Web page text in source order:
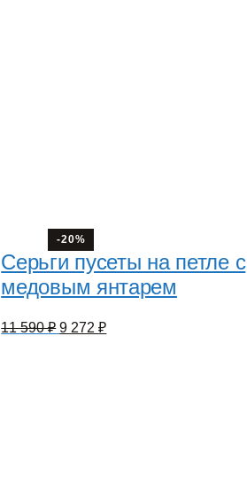
-20%
Серьги пусеты на петле с
медовым янтарем
11 590₽ Первоначальная
9 272₽Текущая